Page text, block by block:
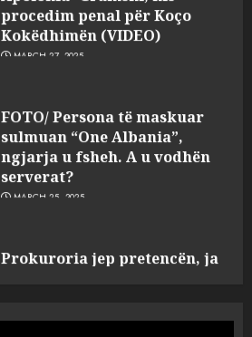
FOTO/ Persona të maskuar
sulmuan “One Albania”,
MARCH 25, 2025
Prokuroria jep pretencën, ja
çfarë dënimi kërkon për
MARCH 25, 2025